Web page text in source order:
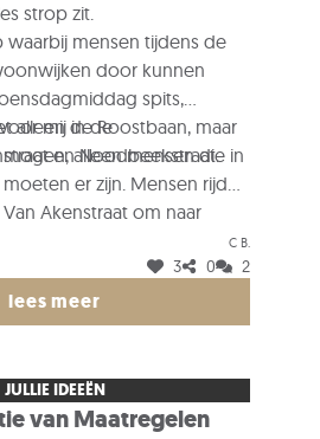
strop zit.
waarbij mensen tijdens de
door kunnen
spits,
alleen de Roostbaan, maar
en Noodbeekstraat.
mij in de
mogen, alleen mensen die in
er zijn. Mensen rijden
Akenstraat om naar
maar mensen rijden ook
om naar de ring toe te
C B.
3 0 2
lees meer
JULLIE IDEEËN
van Maatregelen